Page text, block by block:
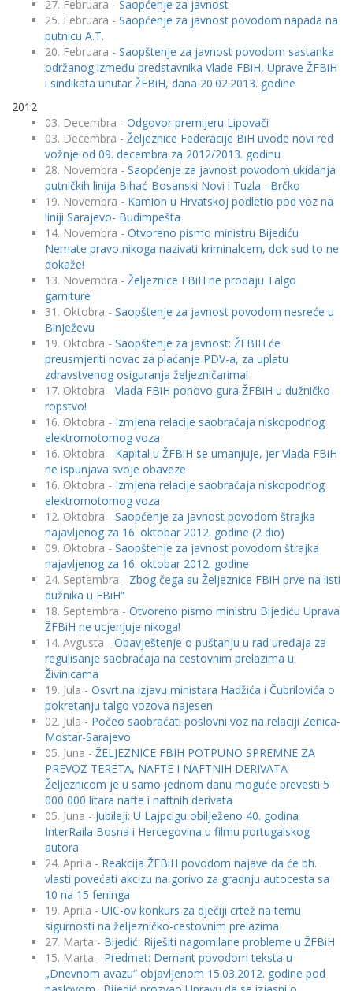
27. Februara - Saopćenje za javnost
25. Februara - Saopćenje za javnost povodom napada na
putnicu A.T.
20. Februara - Saopštenje za javnost povodom sastanka
održanog između predstavnika Vlade FBiH, Uprave ŽFBiH
i sindikata unutar ŽFBiH, dana 20.02.2013. godine
2012
03. Decembra - Odgovor premijeru Lipovači
03. Decembra - Željeznice Federacije BiH uvode novi red
vožnje od 09. decembra za 2012/2013. godinu
28. Novembra - Saopćenje za javnost povodom ukidanja
putničkih linija Bihać-Bosanski Novi i Tuzla –Brčko
19. Novembra - Kamion u Hrvatskoj podletio pod voz na
liniji Sarajevo- Budimpešta
14. Novembra - Otvoreno pismo ministru Bijediću
Nemate pravo nikoga nazivati kriminalcem, dok sud to ne
dokaže!
13. Novembra - Željeznice FBiH ne prodaju Talgo
garniture
31. Oktobra - Saopštenje za javnost povodom nesreće u
Binježevu
19. Oktobra - Saopštenje za javnost: ŽFBIH će
preusmjeriti novac za plaćanje PDV-a, za uplatu
zdravstvenog osiguranja željezničarima!
17. Oktobra - Vlada FBiH ponovo gura ŽFBiH u dužničko
ropstvo!
16. Oktobra - Izmjena relacije saobraćaja niskopodnog
elektromotornog voza
16. Oktobra - Kapital u ŽFBiH se umanjuje, jer Vlada FBiH
ne ispunjava svoje obaveze
16. Oktobra - Izmjena relacije saobraćaja niskopodnog
elektromotornog voza
12. Oktobra - Saopćenje za javnost povodom štrajka
najavljenog za 16. oktobar 2012. godine (2 dio)
09. Oktobra - Saopštenje za javnost povodom štrajka
najavljenog za 16. oktobar 2012. godine
24. Septembra - Zbog čega su Željeznice FBiH prve na listi
dužnika u FBiH“
18. Septembra - Otvoreno pismo ministru Bijediću Uprava
ŽFBiH ne ucjenjuje nikoga!
14. Avgusta - Obavještenje o puštanju u rad uređaja za
regulisanje saobraćaja na cestovnim prelazima u
Živinicama
19. Jula - Osvrt na izjavu ministara Hadžića i Čubrilovića o
pokretanju talgo vozova najesen
02. Jula - Počeo saobraćati poslovni voz na relaciji Zenica-
Mostar-Sarajevo
05. Juna - ŽELJEZNICE FBIH POTPUNO SPREMNE ZA
PREVOZ TERETA, NAFTE I NAFTNIH DERIVATA
Željeznicom je u samo jednom danu moguće prevesti 5
000 000 litara nafte i naftnih derivata
05. Juna - Jubileji: U Lajpcigu obilježeno 40. godina
InterRaila Bosna i Hercegovina u filmu portugalskog
autora
24. Aprila - Reakcija ŽFBiH povodom najave da će bh.
vlasti povećati akcizu na gorivo za gradnju autocesta sa
10 na 15 feninga
19. Aprila - UIC-ov konkurs za dječiji crtež na temu
sigurnosti na željezničko-cestovnim prelazima
27. Marta - Bijedić: Riješiti nagomilane probleme u ŽFBiH
15. Marta - Predmet: Demant povodom teksta u
„Dnevnom avazu“ objavljenom 15.03.2012. godine pod